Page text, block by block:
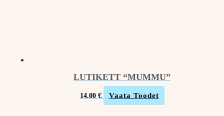
LUTIKETT “MUMMU”
14.00 € Vaata Toodet